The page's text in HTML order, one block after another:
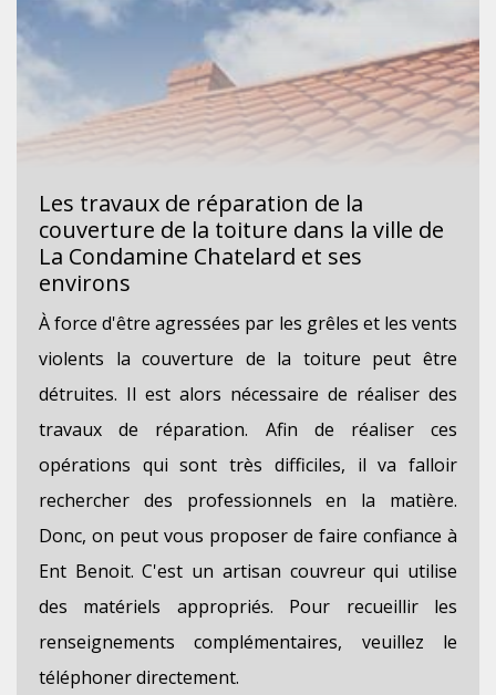
Les travaux de réparation de la
couverture de la toiture dans la ville de
La Condamine Chatelard et ses
environs
À force d'être agressées par les grêles et les vents
violents la couverture de la toiture peut être
détruites. Il est alors nécessaire de réaliser des
travaux de réparation. Afin de réaliser ces
opérations qui sont très difficiles, il va falloir
rechercher des professionnels en la matière.
Donc, on peut vous proposer de faire confiance à
Ent Benoit. C'est un artisan couvreur qui utilise
des matériels appropriés. Pour recueillir les
renseignements complémentaires, veuillez le
téléphoner directement.